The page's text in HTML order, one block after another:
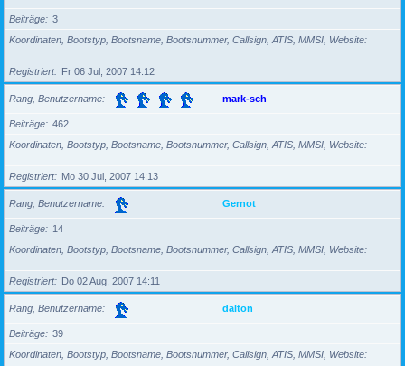
Beiträge
3
Koordinaten, Bootstyp, Bootsname, Bootsnummer, Callsign, ATIS, MMSI, Website
Registriert Fr 06 Jul, 2007 14:12
Rang, Benutzername mark-sch
Beiträge
462
Koordinaten, Bootstyp, Bootsname, Bootsnummer, Callsign, ATIS, MMSI, Website
Registriert Mo 30 Jul, 2007 14:13
Rang, Benutzername Gernot
Beiträge
14
Koordinaten, Bootstyp, Bootsname, Bootsnummer, Callsign, ATIS, MMSI, Website
Registriert Do 02 Aug, 2007 14:11
Rang, Benutzername dalton
Beiträge
39
Koordinaten, Bootstyp, Bootsname, Bootsnummer, Callsign, ATIS, MMSI, Website